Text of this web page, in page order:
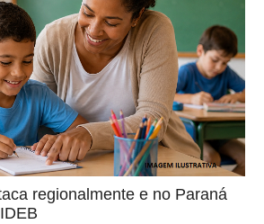
regionalmente e no Paraná